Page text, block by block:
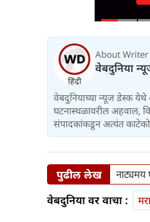
About Writer
वेबदुनिया
वेबदुनियाच्या न्यूज डेस्क येथे
घटनास्थळावरील अहवाल,
संपादकांकडून अत्यंत
पुढील लेख नाट्यमय
वेबदुनिया वर वाचा :